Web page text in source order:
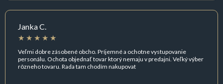
Janka C.
Veľmi dobre zásobené obcho. Príjemné a ochotne vystupovanie
personálu. Ochota objednať tovar ktorý nemaju v predajni. Veľký výber
rôzneho tovaru. Rada tam chodím nakupovat